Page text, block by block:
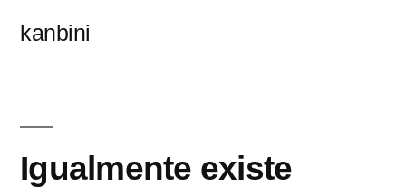
kanbini
Igualmente existe